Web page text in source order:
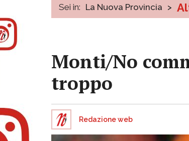
Sei in: La Nuova Provincia >
Monti/No
troppo
Redazione web